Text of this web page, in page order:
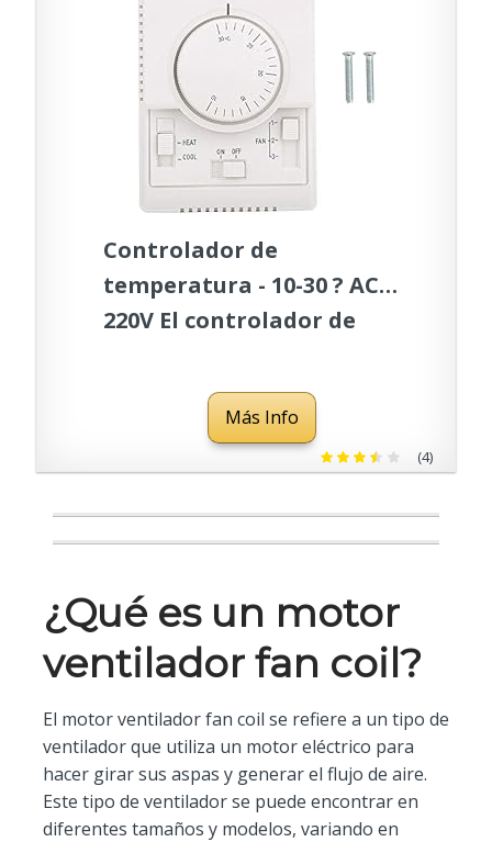
Controlador de
temperatura - 10-30 ? AC
220V El controlador de
con un rendimiento
estable es adecuado para
Más Info
(4)
¿Qué es un motor
ventilador fan coil?
El motor ventilador fan coil se refiere a un tipo de
ventilador que utiliza un motor eléctrico para
hacer girar sus aspas y generar el flujo de aire.
Este tipo de ventilador se puede encontrar en
diferentes tamaños y modelos, variando en